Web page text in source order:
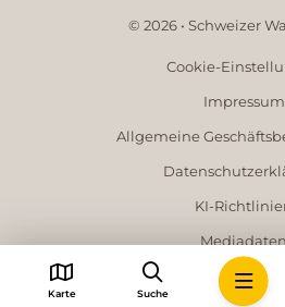
© 2026 • Schweizer
Cookie-
Impressum
Allgemeine
KI-
Karte Suche